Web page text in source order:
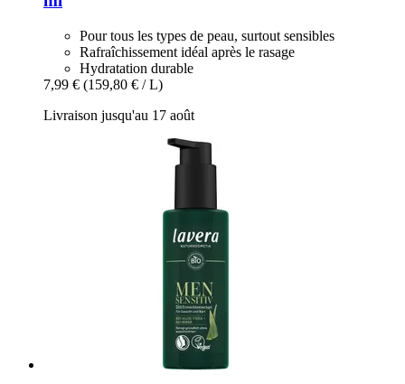
Pour tous les types de peau, surtout sensibles
Rafraîchissement idéal après le rasage
Hydratation durable
7,99 € (159,80 € / L)
Livraison jusqu'au 17 août